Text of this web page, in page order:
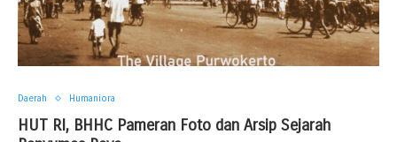
Daerah Humaniora
HUT RI, BHHC Pameran Foto dan Arsip Sejarah